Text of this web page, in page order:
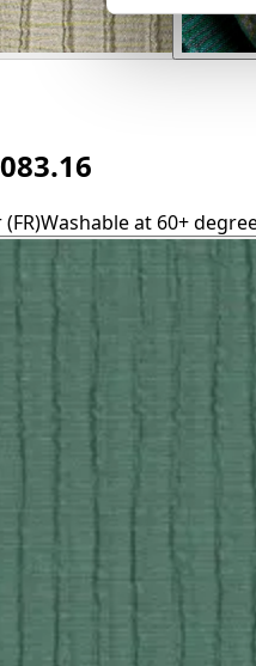
Washable at 60+